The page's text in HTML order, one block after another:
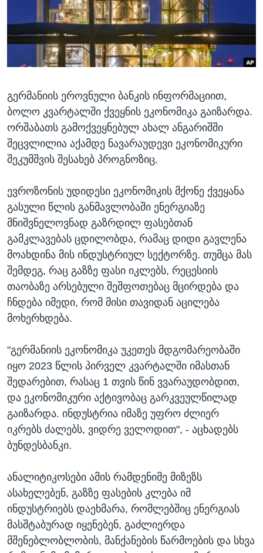
ᲡᲢᲣᲓᲘᲐ ᲕᲐᲨᲘᲜᲒᲢᲝᲜᲘ
ᲔᲙᲝᲜᲝᲛᲘᲙᲐ
ᲯᲐᲜᲛᲠᲗᲔᲚᲝᲑᲐ
ᲛᲔᲪᲜᲘᲔᲠᲔᲑᲐ
ᲙᲣᲚᲢᲣᲠᲐ
ᲒᲐᲚᲘᲚᲔᲝ
ᲓᲔᲖᲘᲜᲤᲝᲠᲛᲐᲪᲘᲐ
Learning English
ᲗᲕᲐᲚᲘ ᲒᲕᲐᲓᲔᲕᲜᲔᲗ
ენები
გერმანიის ეროვნული ბანკის ინფორმაციით,
ბოლო კვარტალში ქვეყნის ეკონომიკა გაიზარდა.
ორშაბათს გამოქვეყნებულ ახალ ანგარიშში
შეცვლილია აქამდე ნავარაუდევი ეკონომიკური
შეკუმშვის შესახებ პროგნოზიც.
ევროზონის უდიდესი ეკონომიკის მქონე ქვეყანა
გასული წლის განმავლობაში ენერგიაზე
მნიშვნელოვნად გაზრდილ ფასებთან
გამკლავებას ცდილობდა, რამაც დიდი გავლენა
მოახდინა მის ინდუსტრიულ სექტორზე. თუმცა მას
შემდეგ, რაც გაზზე ფასი იკლებს, რეცესიის
თაობაზე არსებული შეშფოთებაც მცირდება და
ჩნდება იმედი, რომ მისი თავიდან აცილება
მოხერხდება.
"გერმანიის ეკონომიკა უკეთეს მდგომარეობაში
იყო 2023 წლის პირველ კვარტალში იმასთან
შედარებით, რასაც 1 თვის წინ ვვარაუდობდით,
და ეკონომიკური აქტივობაც გარკვეულწილად
გაიზარდა. ინდუსტრია იმაზე უფრო ძლიერ
იკრებს ძალებს, ვიდრე ველოდით", - აცხადებს
ბუნდესბანკი.
ანალიტიკოსები ამის რამდენიმე მიზეზს
ასახელებენ, გაზზე ფასების კლება იმ
ინდუსტრიებს დაეხმარა, რომლებშიც ენერგიას
მასშტაბურად იყენებენ, გაძლიერდა
მშენებლობლობის, მანქანების წარმოების და სხვა